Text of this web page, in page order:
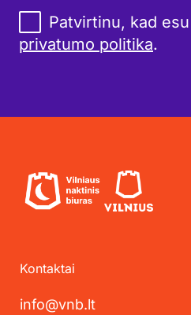
Patvirtinu, kad
privatumo politika.
Kontaktai
info@vnb.lt